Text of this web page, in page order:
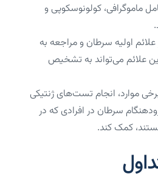
ماموگرافی، کولونوسکوپی و
علائم اولیه سرطان و مراجعه به
علائم می‌تواند به تشخیص
موارد، انجام تست‌های ژنتیکی
سرطان در افرادی که در
کمک کند.